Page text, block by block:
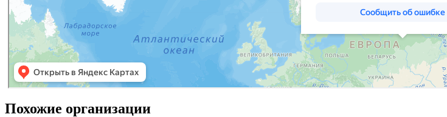
Похожие организации